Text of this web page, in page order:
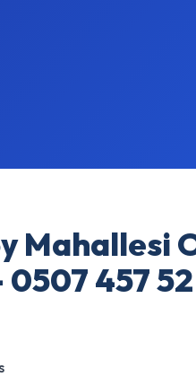
Mahallesi
0507 457